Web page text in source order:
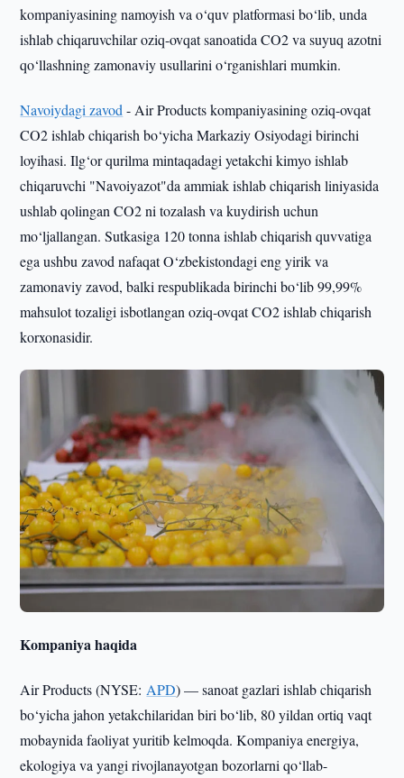
kompaniyasining namoyish va o‘quv platformasi bo‘lib, unda
ishlab chiqaruvchilar oziq-ovqat sanoatida CO2 va suyuq azotni
qo‘llashning zamonaviy usullarini o‘rganishlari mumkin.
Navoiydagi zavod - Air Products kompaniyasining oziq-ovqat
CO2 ishlab chiqarish bo‘yicha Markaziy Osiyodagi birinchi
loyihasi. Ilg‘or qurilma mintaqadagi yetakchi kimyo ishlab
chiqaruvchi "Navoiyazot"da ammiak ishlab chiqarish liniyasida
ushlab qolingan CO2 ni tozalash va kuydirish uchun
mo‘ljallangan. Sutkasiga 120 tonna ishlab chiqarish quvvatiga
ega ushbu zavod nafaqat O‘zbekistondagi eng yirik va
zamonaviy zavod, balki respublikada birinchi bo‘lib 99,99%
mahsulot tozaligi isbotlangan oziq-ovqat CO2 ishlab chiqarish
korxonasidir.
Kompaniya haqida
Air Products (NYSE: APD) — sanoat gazlari ishlab chiqarish
bo‘yicha jahon yetakchilaridan biri bo‘lib, 80 yildan ortiq vaqt
mobaynida faoliyat yuritib kelmoqda. Kompaniya energiya,
ekologiya va yangi rivojlanayotgan bozorlarni qo‘llab-